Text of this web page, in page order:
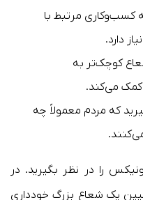
مرتبط با
دارد.
کوچک‌تر به
کمک می‌کند.
که مردم معمولاً چه
را در نظر بگیرید. در
یک شعاع بزرگ خودداری